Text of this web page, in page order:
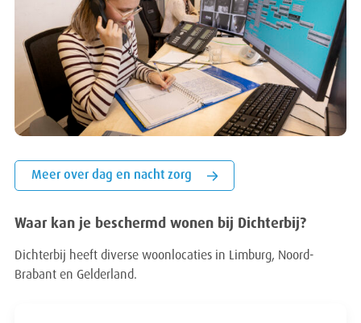
Meer over dag en nacht zorg
Waar kan je beschermd wonen bij Dichterbij?
Dichterbij heeft diverse woonlocaties in Limburg, Noord-
Brabant en Gelderland.